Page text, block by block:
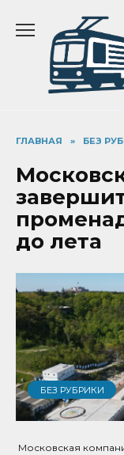
содержанию
ГЛАВНАЯ » БЕЗ
до лета
БЕЗ РУБРИКИ
Московская